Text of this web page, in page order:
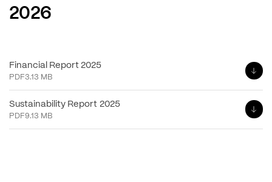
2026
Financial Report 2025
PDF3.13 MB
Sustainability Report 2025
PDF9.13 MB